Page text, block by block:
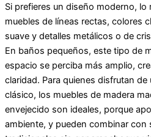
Si prefieres un diseño moderno, lo
muebles de líneas rectas, colores
suave y detalles metálicos o de
En baños pequeños, este tipo de
espacio se perciba más amplio,
claridad. Para quienes disfrutan
clásico, los muebles de madera
envejecido son ideales, porque
ambiente, y pueden combinar con